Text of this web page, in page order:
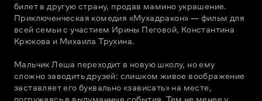
билет в другую страну, продав мамино украшение.
Приключенческая комедия «Мухадракон» — фильм для
всей семьи с участием Ирины Пеговой, Константина
Крюкова и Михаила Трухина.
Мальчик Леша переходит в новую школу, но ему
сложно заводить друзей: слишком живое воображение
заставляет его буквально «зависать» на месте,
погружаясь в выдуманные события. Тем не менее у